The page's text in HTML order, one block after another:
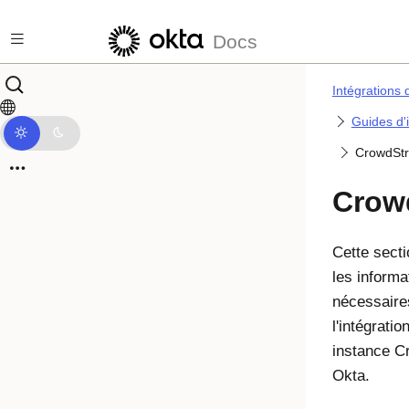
Docs
Intégrations
Guides
Cette
les
instance
Okta.